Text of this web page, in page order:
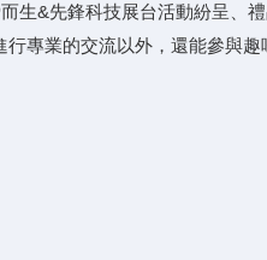
生&先鋒科技展台活動紛呈、禮
行專業的交流以外，還能參與趣